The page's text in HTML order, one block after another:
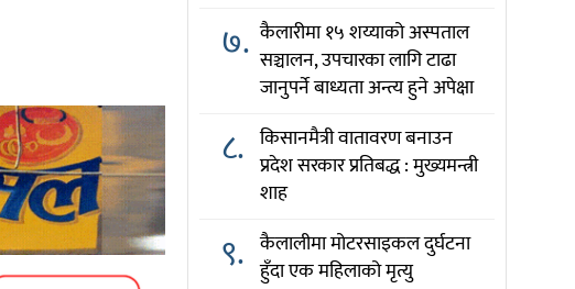
७. कैलारीमा १५ शय्याको अस्पताल
सञ्चालन, उपचारका लागि टाढा
जानुपर्ने बाध्यता अन्त्य हुने अपेक्षा
८. किसानमैत्री वातावरण बनाउन
प्रदेश सरकार प्रतिबद्ध : मुख्यमन्त्री
शाह
९. कैलालीमा मोटरसाइकल दुर्घटना
हुँदा एक महिलाको मृत्यु